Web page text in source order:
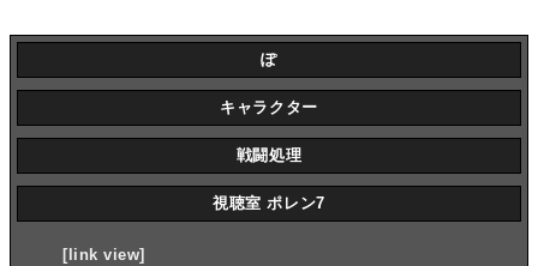
ぽ
キャラクター
戦闘処理
視聴室 ポレン7
[link view]